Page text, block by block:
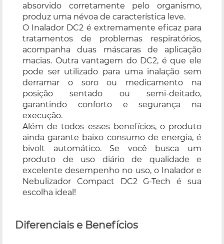
absorvido corretamente pelo organismo,
produz uma névoa de característica leve.
O Inalador DC2 é extremamente eficaz para
tratamentos de problemas respiratórios,
acompanha duas máscaras de aplicação
macias. Outra vantagem do DC2, é que ele
pode ser utilizado para uma inalação sem
derramar o soro ou medicamento na
posição sentado ou semi-deitado,
garantindo conforto e segurança na
execução.
Além de todos esses benefícios, o produto
ainda garante baixo consumo de energia, é
bivolt automático. Se você busca um
produto de uso diário de qualidade e
excelente desempenho no uso, o Inalador e
Nebulizador Compact DC2 G-Tech é sua
escolha ideal!
Diferenciais e Benefícios